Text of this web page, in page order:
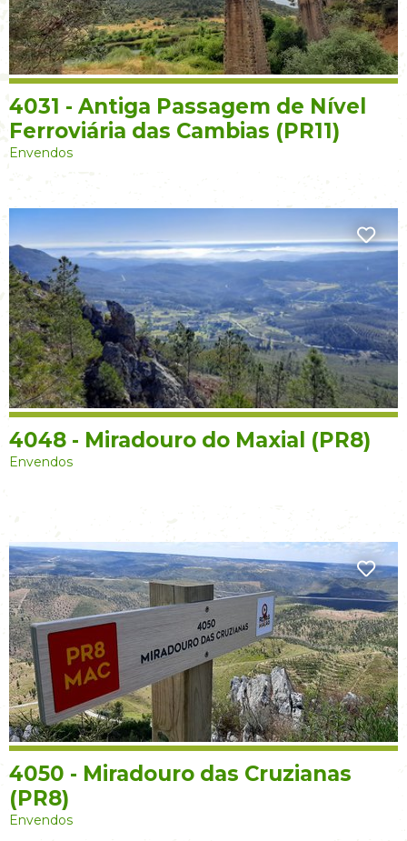
4031 - Antiga Passagem de Nível
Ferroviária das Cambias (PR11)
Envendos
4048 - Miradouro do Maxial (PR8)
Envendos
4050 - Miradouro das Cruzianas
(PR8)
Envendos